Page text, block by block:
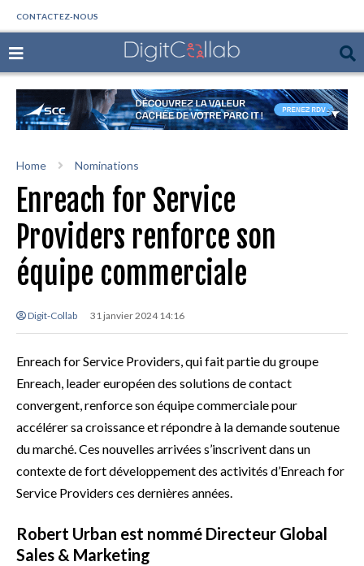
CONTACTEZ-NOUS
Home Nominations
Enreach for Service
Providers renforce son
équipe commerciale
Digit-Collab 31 janvier 2024 14:16
Enreach for Service Providers, qui fait partie du groupe
Enreach, leader européen des solutions de contact
convergent, renforce son équipe commerciale pour
accélérer sa croissance et répondre à la demande soutenue
du marché. Ces nouvelles arrivées s’inscrivent dans un
contexte de fort développement des activités d’Enreach for
Service Providers ces dernières années.
Robert Urban est nommé Directeur Global
Sales & Marketing